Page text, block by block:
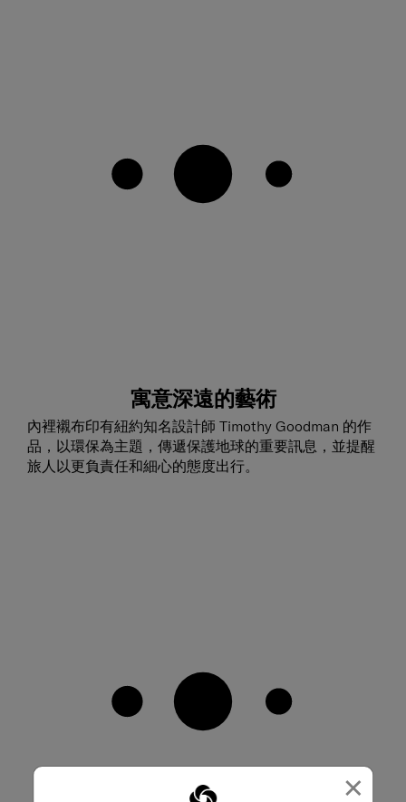
×
寓意深遠的藝術
內裡襯布印有紐約知名設計師 Timothy Goodman 的作
品，以環保為主題，傳遞保護地球的重要訊息，並提醒
旅人以更負責任和細心的態度出行。